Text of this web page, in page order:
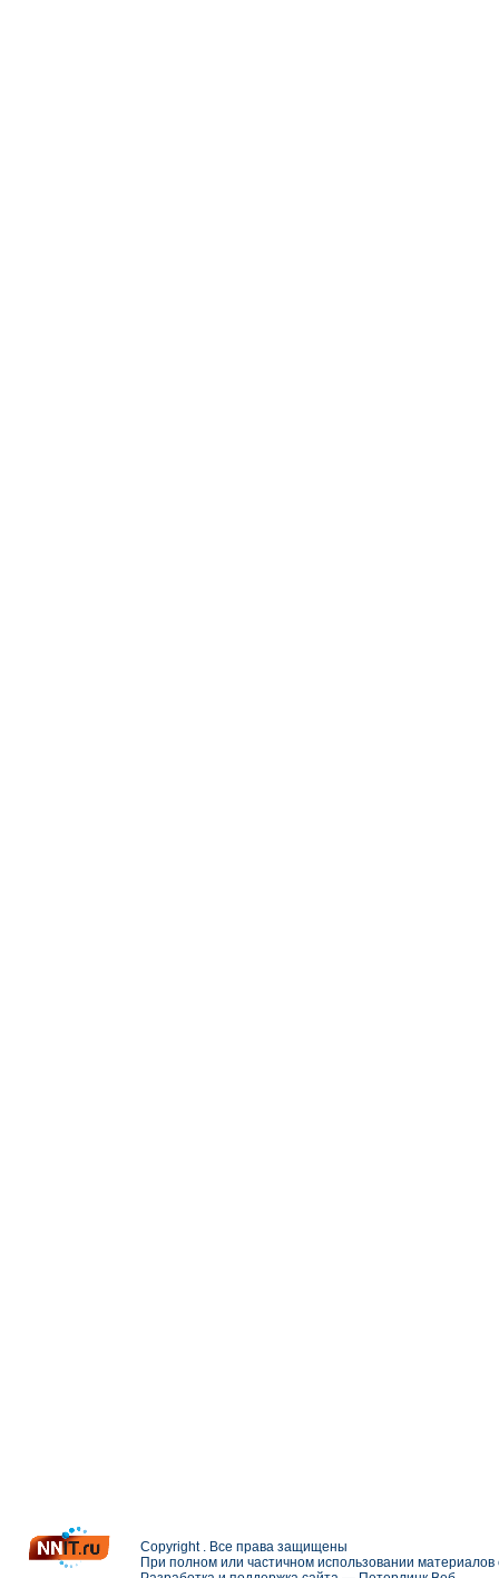
Copyright . Все права защищены
При полном или частичном использовании